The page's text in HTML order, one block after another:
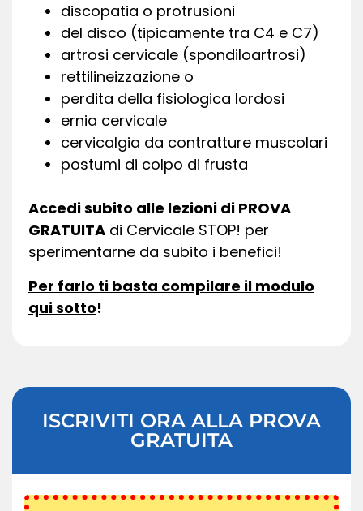
discopatia o protrusioni
del disco (tipicamente tra C4 e C7)
artrosi cervicale (spondiloartrosi)
rettilineizzazione o
perdita della fisiologica lordosi
ernia cervicale
cervicalgia da contratture muscolari
postumi di colpo di frusta
Accedi subito alle lezioni di PROVA
GRATUITA di Cervicale STOP! per
sperimentarne da subito i benefici!
Per farlo ti basta compilare il modulo
qui sotto!
ISCRIVITI ORA ALLA PROVA
GRATUITA